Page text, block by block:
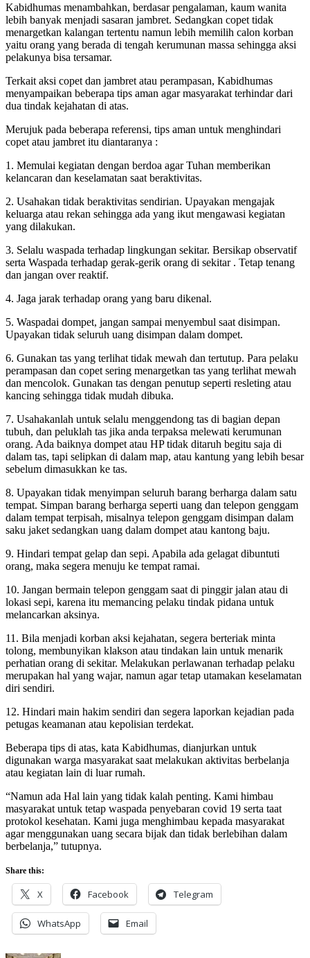
Kabidhumas menambahkan, berdasar pengalaman, kaum wanita
lebih banyak menjadi sasaran jambret. Sedangkan copet tidak
menargetkan kalangan tertentu namun lebih memilih calon korban
yaitu orang yang berada di tengah kerumunan massa sehingga aksi
pelakunya bisa tersamar.
Terkait aksi copet dan jambret atau perampasan, Kabidhumas
menyampaikan beberapa tips aman agar masyarakat terhindar dari
dua tindak kejahatan di atas.
Merujuk pada beberapa referensi, tips aman untuk menghindari
copet atau jambret itu diantaranya :
1. Memulai kegiatan dengan berdoa agar Tuhan memberikan
kelancaran dan keselamatan saat beraktivitas.
2. Usahakan tidak beraktivitas sendirian. Upayakan mengajak
keluarga atau rekan sehingga ada yang ikut mengawasi kegiatan
yang dilakukan.
3. Selalu waspada terhadap lingkungan sekitar. Bersikap observatif
serta Waspada terhadap gerak-gerik orang di sekitar . Tetap tenang
dan jangan over reaktif.
4. Jaga jarak terhadap orang yang baru dikenal.
5. Waspadai dompet, jangan sampai menyembul saat disimpan.
Upayakan tidak seluruh uang disimpan dalam dompet.
6. Gunakan tas yang terlihat tidak mewah dan tertutup. Para pelaku
perampasan dan copet sering menargetkan tas yang terlihat mewah
dan mencolok. Gunakan tas dengan penutup seperti resleting atau
kancing sehingga tidak mudah dibuka.
7. Usahakanlah untuk selalu menggendong tas di bagian depan
tubuh, dan peluklah tas jika anda terpaksa melewati kerumunan
orang. Ada baiknya dompet atau HP tidak ditaruh begitu saja di
dalam tas, tapi selipkan di dalam map, atau kantung yang lebih besar
sebelum dimasukkan ke tas.
8. Upayakan tidak menyimpan seluruh barang berharga dalam satu
tempat. Simpan barang berharga seperti uang dan telepon genggam
dalam tempat terpisah, misalnya telepon genggam disimpan dalam
saku jaket sedangkan uang dalam dompet atau kantong baju.
9. Hindari tempat gelap dan sepi. Apabila ada gelagat dibuntuti
orang, maka segera menuju ke tempat ramai.
10. Jangan bermain telepon genggam saat di pinggir jalan atau di
lokasi sepi, karena itu memancing pelaku tindak pidana untuk
melancarkan aksinya.
11. Bila menjadi korban aksi kejahatan, segera berteriak minta
tolong, membunyikan klakson atau tindakan lain untuk menarik
perhatian orang di sekitar. Melakukan perlawanan terhadap pelaku
merupakan hal yang wajar, namun agar tetap utamakan keselamatan
diri sendiri.
12. Hindari main hakim sendiri dan segera laporkan kejadian pada
petugas keamanan atau kepolisian terdekat.
Beberapa tips di atas, kata Kabidhumas, dianjurkan untuk
digunakan warga masyarakat saat melakukan aktivitas berbelanja
atau kegiatan lain di luar rumah.
“Namun ada Hal lain yang tidak kalah penting. Kami himbau
masyarakat untuk tetap waspada penyebaran covid 19 serta taat
protokol kesehatan. Kami juga menghimbau kepada masyarakat
agar menggunakan uang secara bijak dan tidak berlebihan dalam
berbelanja,” tutupnya.
Share this:
X Facebook Telegram
WhatsApp Email